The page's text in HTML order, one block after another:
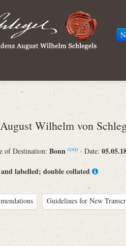
August Wilhelm von
of Destination: Bonn GND · Date:
labelled; double collated
Guidelines for New